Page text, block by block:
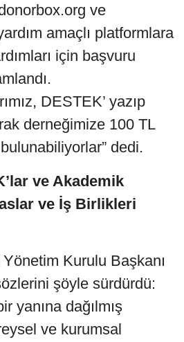
ve
amaçlı platformlara
için başvuru
DESTEK’ yazıp
derneğimize 100 TL
dedi.
ve Akademik
ve İş Birlikleri
Kurulu Başkanı
şöyle sürdürdü:
yanına dağılmış
ve kurumsal